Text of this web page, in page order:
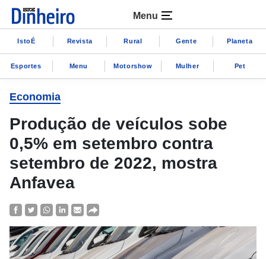
Menu
IstoÉ Revista Rural Gente Planeta
Esportes Menu Motorshow Mulher Pet
Economia
Produção de veículos sobe
0,5% em setembro contra
setembro de 2022, mostra
Anfavea